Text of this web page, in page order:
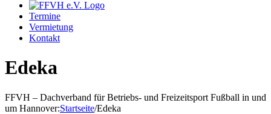
Termine
Vermietung
Kontakt
Edeka
FFVH – Dachverband für Betriebs- und Freizeitsport Fußball in und
um Hannover:Startseite/Edeka